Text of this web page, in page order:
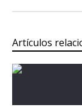
Artículos